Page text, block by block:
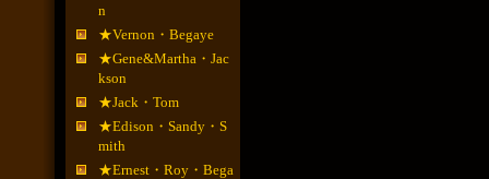
n
★Vernon・Begaye
★Gene&Martha・Jac
kson
★Jack・Tom
★Edison・Sandy・S
mith
★Ernest・Roy・Bega